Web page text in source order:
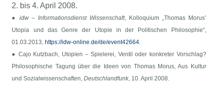
2. bis 4. April 2008.
●idw – Informationsdienst Wissenschaft, Kolloquium „Thomas Morus’
Utopia und das Genre der Utopie in der Politischen Philosophie“,
01.03.2013, https://idw-online.de/de/event42664.
● Cajo Kutzbach, Utopien – Spielerei, Ventil oder konkreter Vorschlag?
Philosophische Tagung über die Ideen von Thomas Morus, Aus Kultur
und Sozialwissenschaften,Deutschlandfunk, 10. April 2008.